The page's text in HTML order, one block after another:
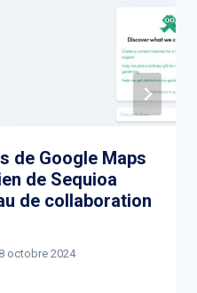
de Google Maps
de Sequioa
de collaboration
8 octobre 2024